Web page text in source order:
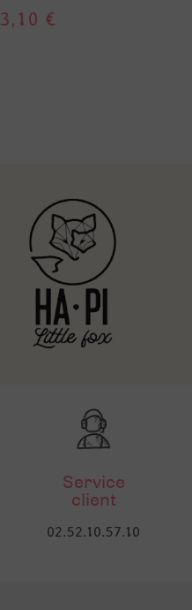
3,10 €
Service
client
02.52.10.57.10